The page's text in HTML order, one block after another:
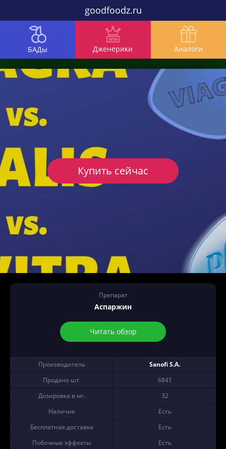
goodfoodz.ru
БАДы Дженерики Аналоги
Препарат
Аспаржин
Читать обзор
Производитель
Sanofi S.A.
Продано шт.
6841
Дозировка в мг.
32
Наличие
Есть
Бесплатная доставка
Есть
Побочные эффекты
Есть
Купить сейчас